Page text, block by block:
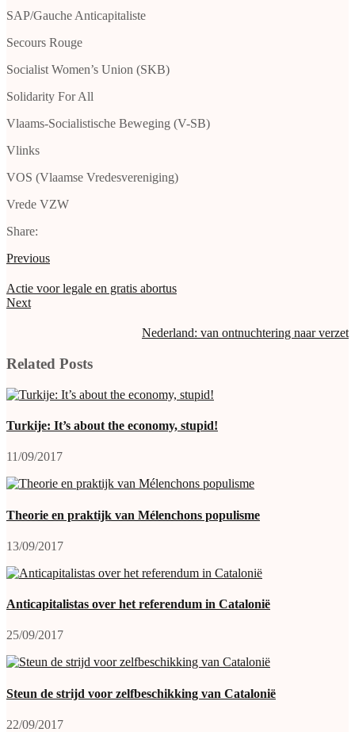
SAP/Gauche Anticapitaliste
Secours Rouge
Socialist Women’s Union (SKB)
Solidarity For All
Vlaams-Socialistische Beweging (V-SB)
Vlinks
VOS (Vlaamse Vredesvereniging)
Vrede VZW
Share:
Previous
Actie voor legale en gratis abortus
Next
Nederland: van ontnuchtering naar verzet
Related Posts
Turkije: It’s about the economy, stupid!
11/09/2017
Theorie en praktijk van Mélenchons populisme
13/09/2017
Anticapitalistas over het referendum in Catalonië
25/09/2017
Steun de strijd voor zelfbeschikking van Catalonië
22/09/2017